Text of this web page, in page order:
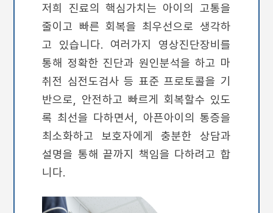
저희 진료의 핵심가치는 아이의 고통을
줄이고 빠른 회복을 최우선으로 생각하
고 있습니다. 여러가지 영상진단장비를
통해 정확한 진단과 원인분석을 하고 마
취전 심전도검사 등 표준 프로토콜을 기
반으로, 안전하고 빠르게 회복할수 있도
록 최선을 다하면서, 아픈아이의 통증을
최소화하고 보호자에게 충분한 상담과
설명을 통해 끝까지 책임을 다하려고 합
니다.